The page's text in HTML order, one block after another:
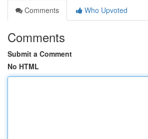
Comments
Who Upvoted
Comments
Submit a Comment
No HTML